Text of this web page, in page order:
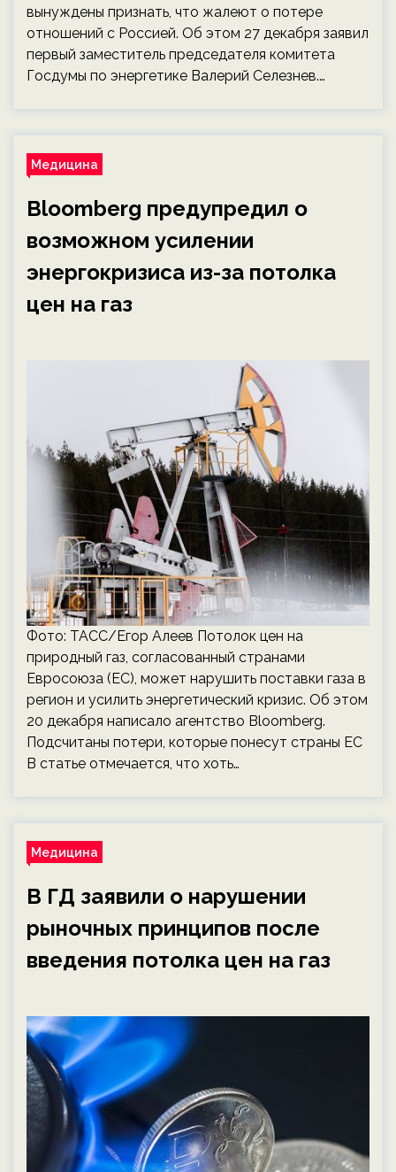
вынуждены признать, что жалеют о потере
отношений с Россией. Об этом 27 декабря заявил
первый заместитель председателя комитета
Госдумы по энергетике Валерий Селезнев.…
Медицина
Bloomberg предупредил о
возможном усилении
энергокризиса из-за потолка
цен на газ
Фото: ТАСС/Егор Алеев Потолок цен на
природный газ, согласованный странами
Евросоюза (ЕС), может нарушить поставки газа в
регион и усилить энергетический кризис. Об этом
20 декабря написало агентство Bloomberg.
Подсчитаны потери, которые понесут страны ЕС
В статье отмечается, что хоть…
Медицина
В ГД заявили о нарушении
рыночных принципов после
введения потолка цен на газ